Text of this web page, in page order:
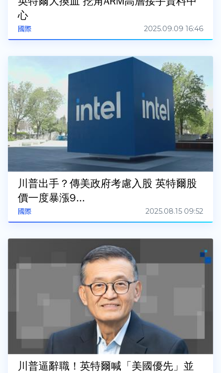
國際
心
2025.09.09 16:46
國際
川普出手？傳美政府考慮入股 英特爾股
價一度暴漲9...
2025.08.15 09:52
川普逼辭職！英特爾喊「美國優先」並